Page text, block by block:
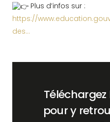
Plus d’infos sur :
https://
des…
Téléchargez
pour y